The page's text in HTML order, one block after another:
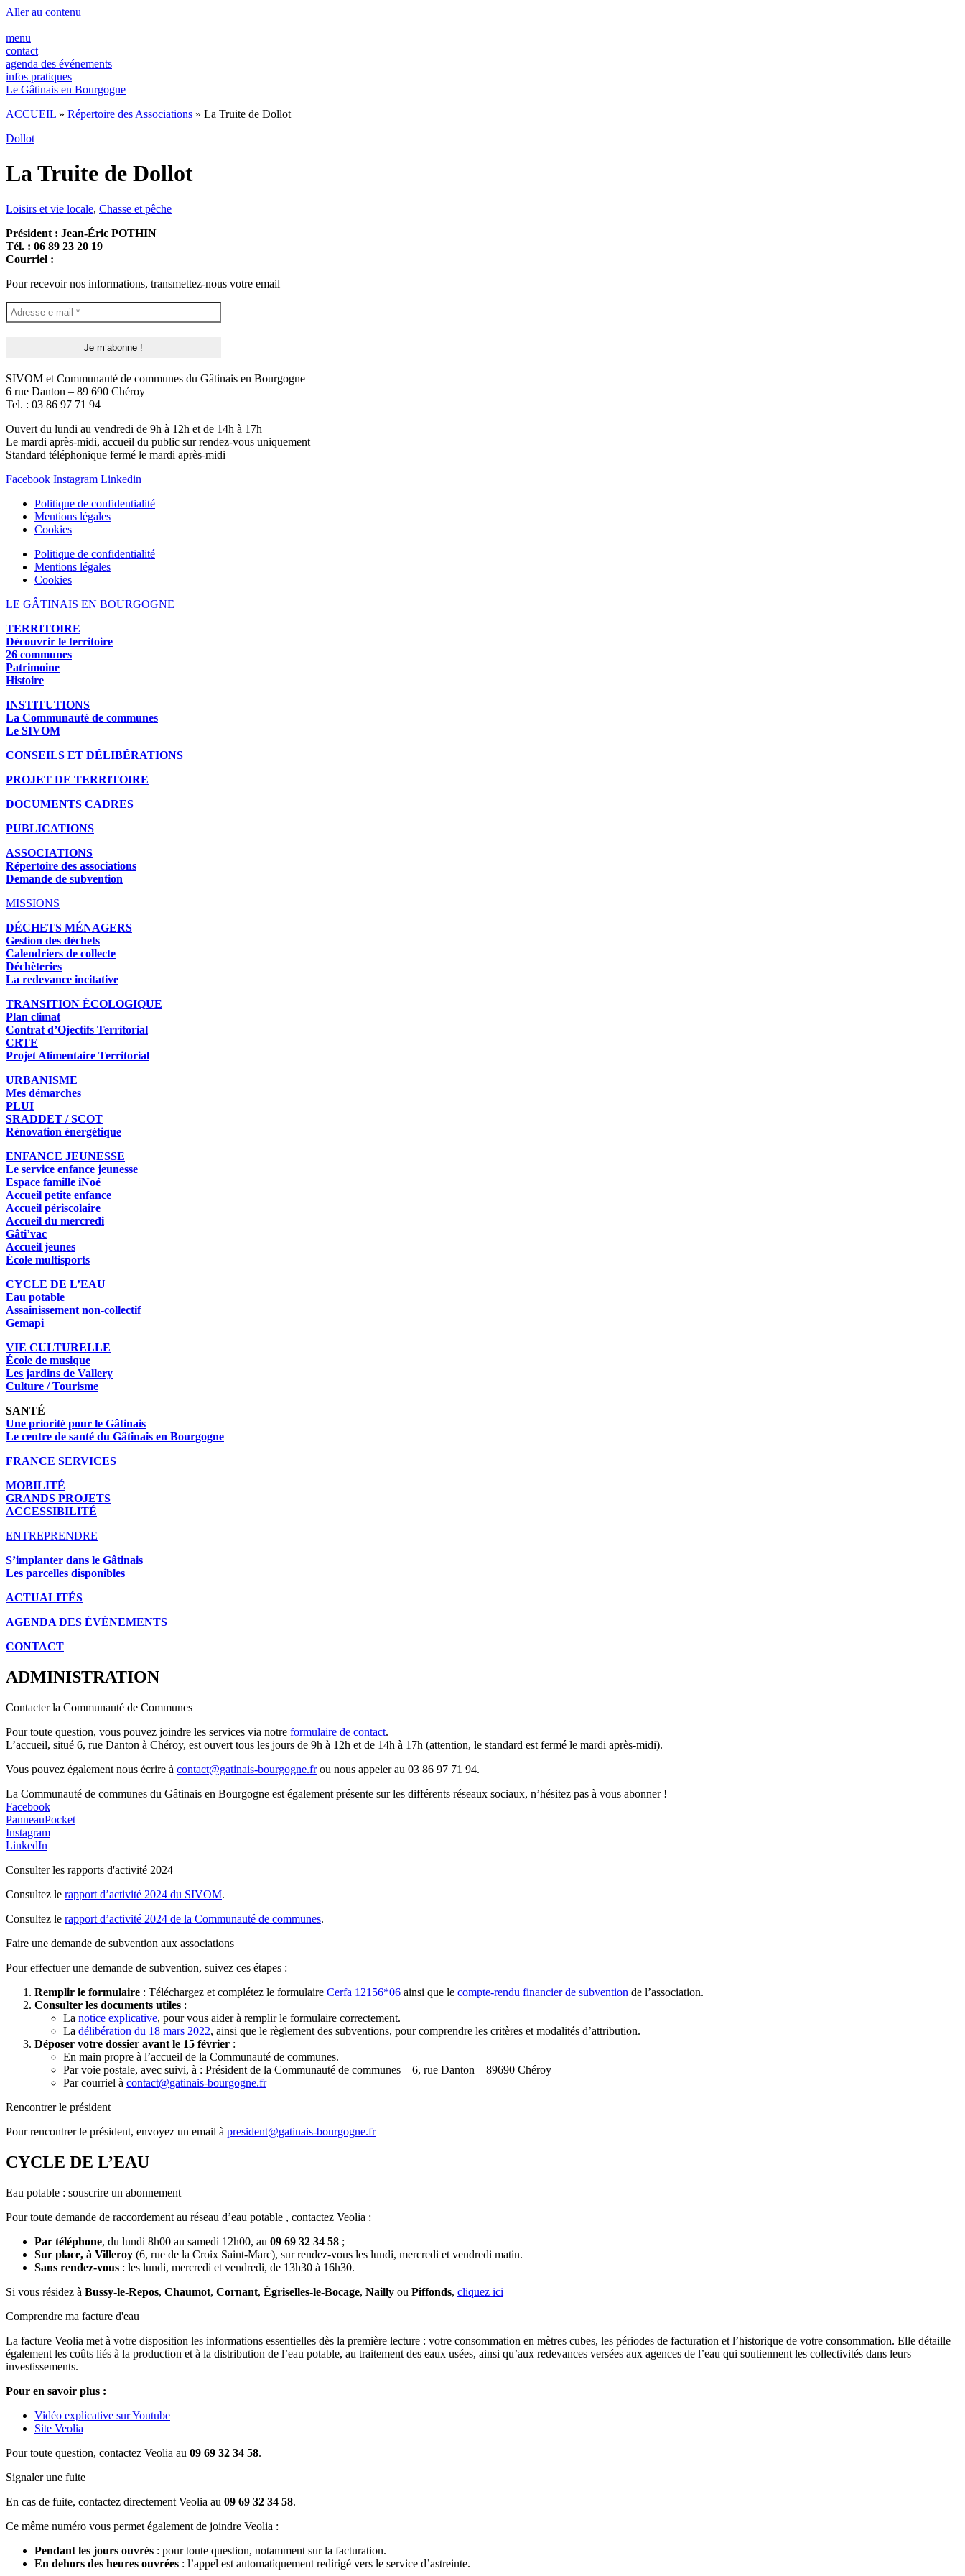
Aller au contenu
menu
contact
agenda des événements
infos pratiques
Le Gâtinais en Bourgogne
ACCUEIL » Répertoire des Associations » La Truite de Dollot
Dollot
La Truite de Dollot
Loisirs et vie locale, Chasse et pêche
Président : Jean-Éric POTHIN
Tél. : 06 89 23 20 19
Courriel :
Pour recevoir nos informations, transmettez-nous votre email
SIVOM et Communauté de communes du Gâtinais en Bourgogne
6 rue Danton – 89 690 Chéroy
Tel. : 03 86 97 71 94
Ouvert du lundi au vendredi de 9h à 12h et de 14h à 17h
Le mardi après-midi, accueil du public sur rendez-vous uniquement
Standard téléphonique fermé le mardi après-midi
Facebook Instagram Linkedin
Politique de confidentialité
Mentions légales
Cookies
Politique de confidentialité
Mentions légales
Cookies
LE GÂTINAIS EN BOURGOGNE
TERRITOIRE
Découvrir le territoire
26 communes
Patrimoine
Histoire
INSTITUTIONS
La Communauté de communes
Le SIVOM
CONSEILS ET DÉLIBÉRATIONS
PROJET DE TERRITOIRE
DOCUMENTS CADRES
PUBLICATIONS
ASSOCIATIONS
Répertoire des associations
Demande de subvention
MISSIONS
DÉCHETS MÉNAGERS
Gestion des déchets
Calendriers de collecte
Déchèteries
La redevance incitative
TRANSITION ÉCOLOGIQUE
Plan climat
Contrat d’Ojectifs Territorial
CRTE
Projet Alimentaire Territorial
URBANISME
Mes démarches
PLUI
SRADDET / SCOT
Rénovation énergétique
ENFANCE JEUNESSE
Le service enfance jeunesse
Espace famille iNoé
Accueil petite enfance
Accueil périscolaire
Accueil du mercredi
Gâti’vac
Accueil jeunes
École multisports
CYCLE DE L’EAU
Eau potable
Assainissement non-collectif
Gemapi
VIE CULTURELLE
École de musique
Les jardins de Vallery
Culture / Tourisme
SANTÉ
Une priorité pour le Gâtinais
Le centre de santé du Gâtinais en Bourgogne
FRANCE SERVICES
MOBILITÉ
GRANDS PROJETS
ACCESSIBILITÉ
ENTREPRENDRE
S’implanter dans le Gâtinais
Les parcelles disponibles
ACTUALITÉS
AGENDA DES ÉVÉNEMENTS
CONTACT
ADMINISTRATION
Contacter la Communauté de Communes
Pour toute question, vous pouvez joindre les services via notre formulaire de contact.
L’accueil, situé 6, rue Danton à Chéroy, est ouvert tous les jours de 9h à 12h et de 14h à 17h (attention, le standard est fermé le mardi après-midi).
Vous pouvez également nous écrire à contact@gatinais-bourgogne.frou nous appeler au 03 86 97 71 94.
La Communauté de communes du Gâtinais en Bourgogne est également présente sur les différents réseaux sociaux, n’hésitez pas à vous abonner !
Facebook
PanneauPocket
Instagram
LinkedIn
Consulter les rapports d'activité 2024
Consultez le rapport d’activité 2024 du SIVOM.
Consultez le rapport d’activité 2024 de la Communauté de communes.
Faire une demande de subvention aux associations
Pour effectuer une demande de subvention, suivez ces étapes :
Remplir le formulaire : Téléchargez et complétez le formulaire Cerfa 12156*06 ainsi que le compte-rendu financier de subvention de l’association.
Consulter les documents utiles :
La notice explicative, pour vous aider à remplir le formulaire correctement.
La délibération du 18 mars 2022, ainsi que le règlement des subventions, pour comprendre les critères et modalités d’attribution.
Déposer votre dossier avant le 15 février :
En main propre à l’accueil de la Communauté de communes.
Par voie postale, avec suivi, à : Président de la Communauté de communes – 6, rue Danton – 89690 Chéroy
Par courriel à contact@gatinais-bourgogne.fr
Rencontrer le président
Pour rencontrer le président, envoyez un email à president@gatinais-bourgogne.fr
CYCLE DE L’EAU
Eau potable : souscrire un abonnement
Pour toute demande de raccordement au réseau d’eau potable , contactez Veolia :
Par téléphone, du lundi 8h00 au samedi 12h00, au 09 69 32 34 58 ;
Sur place, à Villeroy (6, rue de la Croix Saint-Marc), sur rendez-vous les lundi, mercredi et vendredi matin.
Sans rendez-vous : les lundi, mercredi et vendredi, de 13h30 à 16h30.
Si vous résidez à Bussy-le-Repos, Chaumot, Cornant, Égriselles-le-Bocage, Nailly ou Piffonds, cliquez ici
Comprendre ma facture d'eau
La facture Veolia met à votre disposition les informations essentielles dès la première lecture : votre consommation en mètres cubes, les périodes de facturation et l’historique de votre consommation. Elle détaille
également les coûts liés à la production et à la distribution de l’eau potable, au traitement des eaux usées, ainsi qu’aux redevances versées aux agences de l’eau qui soutiennent les collectivités dans leurs
investissements.
Pour en savoir plus :
Vidéo explicative sur Youtube
Site Veolia
Pour toute question, contactez Veolia au 09 69 32 34 58.
Signaler une fuite
En cas de fuite, contactez directement Veolia au 09 69 32 34 58.
Ce même numéro vous permet également de joindre Veolia :
Pendant les jours ouvrés : pour toute question, notamment sur la facturation.
En dehors des heures ouvrées : l’appel est automatiquement redirigé vers le service d’astreinte.